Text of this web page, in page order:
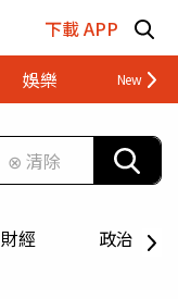
下載 APP
娛樂 財經
⊗ 清除
財經 政治